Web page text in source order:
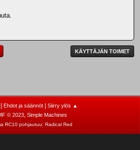
KÄYTTÄJÄN TOIMET
Ehdot ja säännöt|
Siirry ylös ▲
© 2023, Simple Machines
RC10 pohjautuu: Radical Red